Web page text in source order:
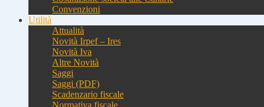
Convenzioni
Utilità
Attualità
Novità Irpef – Ires
Novità Iva
Altre Novità
Saggi
Saggi (PDF)
Scadenzario fiscale
Normativa fiscale